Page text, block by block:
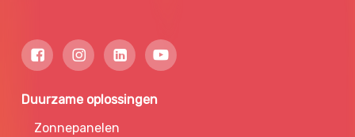
Duurzame oplossingen
Zonnepanelen